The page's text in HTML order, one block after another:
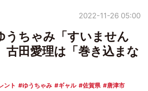
2022-11-26 05:00
うちゃみ「すいません
古田愛理は「巻き込まな
ント ゆうちゃみ ギャル 佐賀県
唐津市